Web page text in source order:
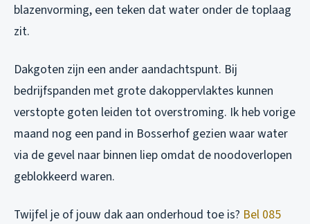
blazenvorming, een teken dat water onder de toplaag
zit.
Dakgoten zijn een ander aandachtspunt. Bij
bedrijfspanden met grote dakoppervlaktes kunnen
verstopte goten leiden tot overstroming. Ik heb vorige
maand nog een pand in Bosserhof gezien waar water
via de gevel naar binnen liep omdat de noodoverlopen
geblokkeerd waren.
Twijfel je of jouw dak aan onderhoud toe is? Bel 085